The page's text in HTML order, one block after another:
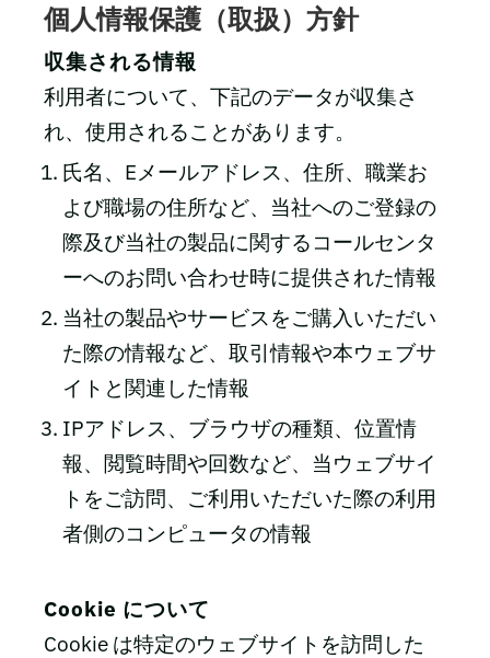
個人情報保護（取扱）方針
収集される情報
利用者について、下記のデータが収集さ
れ、使用されることがあります。
氏名、Eメールアドレス、住所、職業お
よび職場の住所など、当社へのご登録の
際及び当社の製品に関するコールセンタ
ーへのお問い合わせ時に提供された情報
当社の製品やサービスをご購入いただい
た際の情報など、取引情報や本ウェブサ
イトと関連した情報
IPアドレス、ブラウザの種類、位置情
報、閲覧時間や回数など、当ウェブサイ
トをご訪問、ご利用いただいた際の利用
者側のコンピュータの情報
Cookie について
Cookie は特定のウェブサイトを訪問した